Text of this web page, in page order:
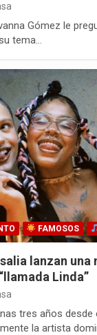
Gómez le
tema…
FAMOSOS
lanzan una
Linda”
tres años desde
la artista